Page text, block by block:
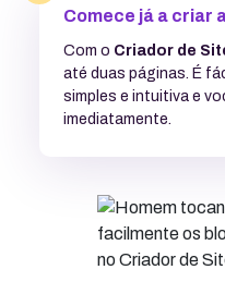
Comece já a criar
Com o Criador de
até duas páginas. É
simples e intuitiva e
imediatamente.